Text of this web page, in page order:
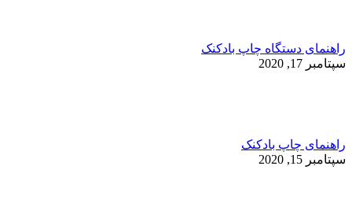
راهنمای دستگاه چاپ بادکنک
سپتامبر 17, 2020
راهنمای چاپ بادکنک
سپتامبر 15, 2020